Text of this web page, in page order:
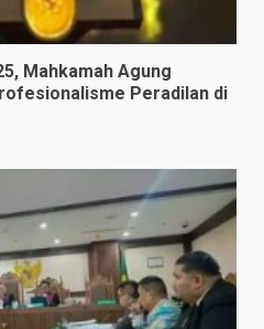
Mahkamah Agung
Peradilan di